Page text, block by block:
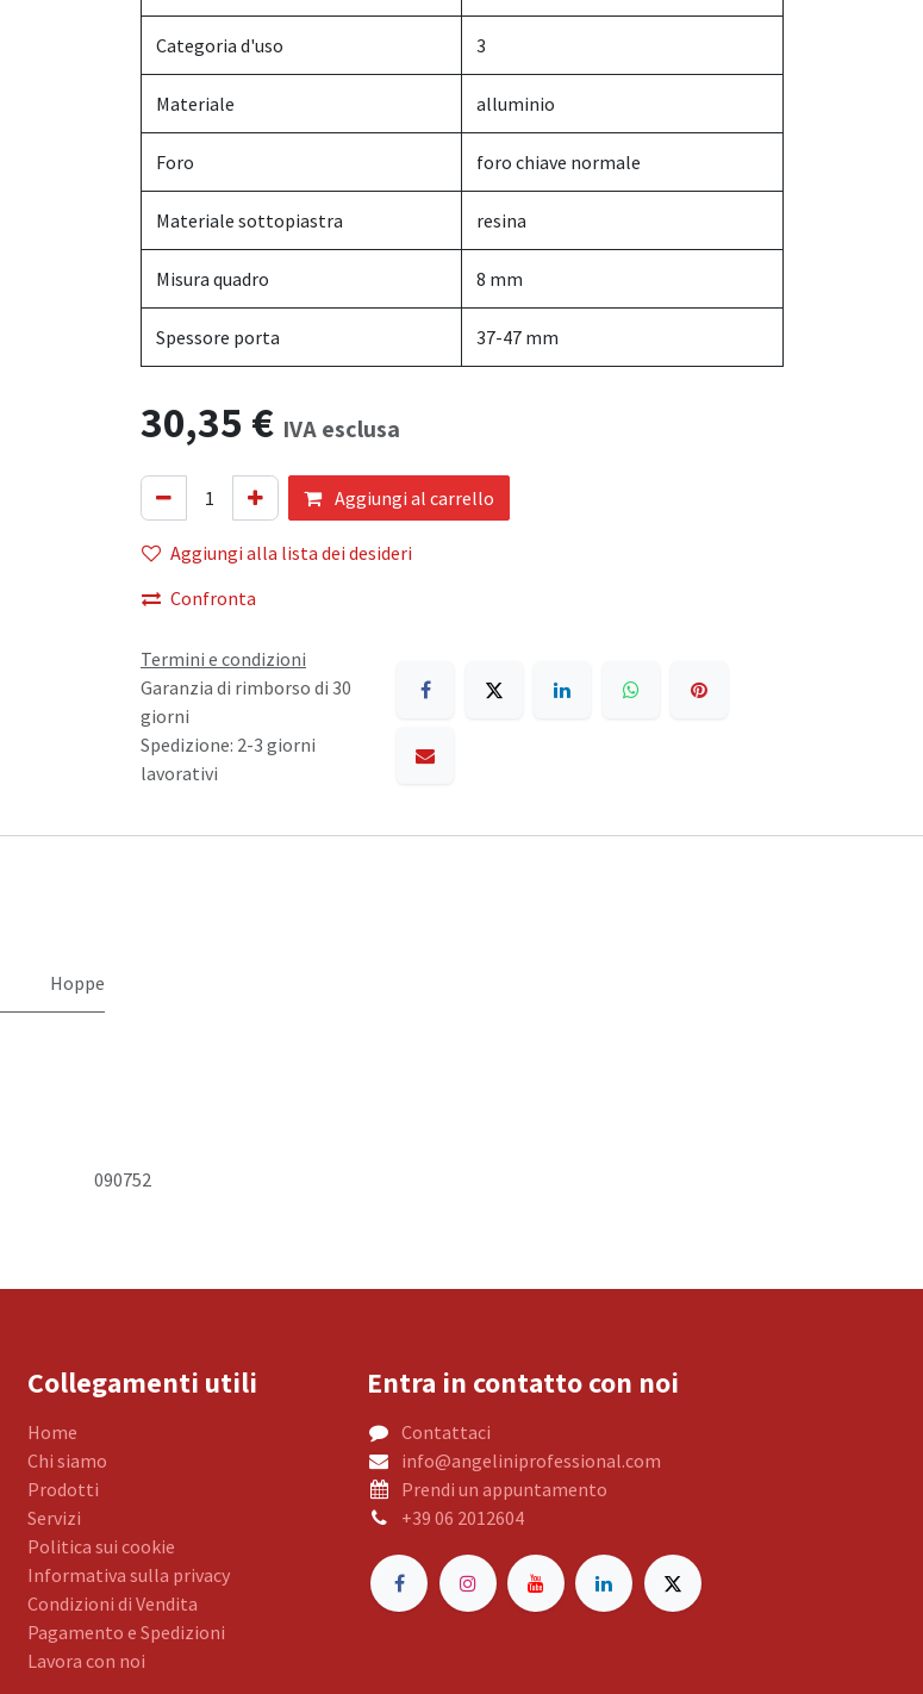
Categoria d'uso 3
Materiale alluminio
Foro foro chiave normale
Materiale sottopiastra resina
Misura quadro 8 mm
Spessore porta 37-47 mm
30,35 € IVA esclusa
Aggiungi al carrello
Aggiungi alla lista dei desideri
Confronta
Termini e condizioni
Garanzia di rimborso di 30
giorni
Spedizione: 2-3 giorni
lavorativi
Hoppe
090752
Collegamenti utili
Home
Chi siamo
Prodotti
Servizi
Politica sui cookie
Informativa sulla privacy
Condizioni di Vendita
Pagamento e Spedizioni
Lavora con noi
Entra in contatto con noi
Contattaci
info@angeliniprofessional.com
Prendi un appuntamento
+39 06 2012604